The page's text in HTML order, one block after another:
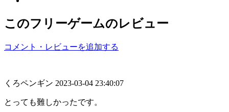
このフリーゲームのレビュー
コメント・レビューを追加する
くろペンギン 2023-03-04 23:40:07
とっても難しかったです。